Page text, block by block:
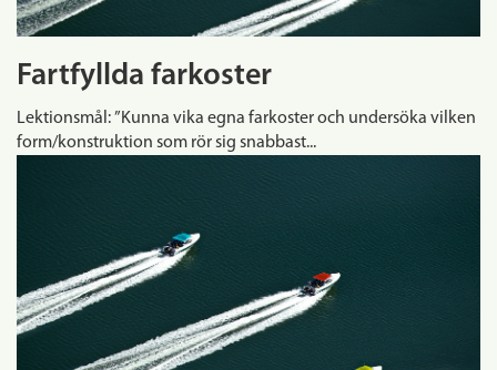
Fartfyllda farkoster
Lektionsmål: ”Kunna vika egna farkoster och undersöka vilken
form/konstruktion som rör sig snabbast...